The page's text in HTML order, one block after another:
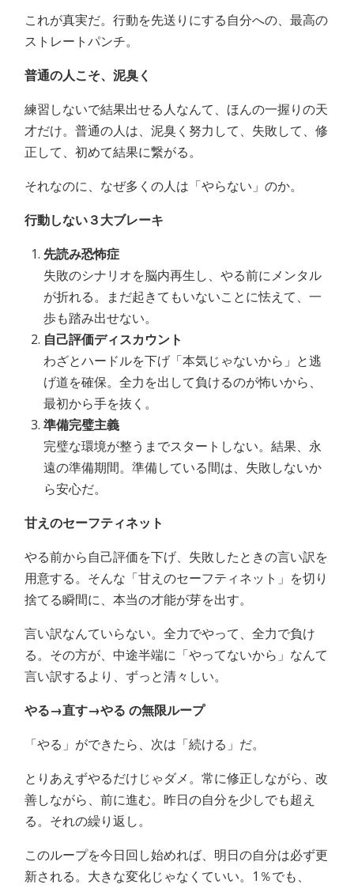
これが真実だ。行動を先送りにする自分への、最高の
ストレートパンチ。
普通の人こそ、泥臭く
練習しないで結果出せる人なんて、ほんの一握りの天
才だけ。普通の人は、泥臭く努力して、失敗して、修
正して、初めて結果に繋がる。
それなのに、なぜ多くの人は「やらない」のか。
行動しない３大ブレーキ
先読み恐怖症
失敗のシナリオを脳内再生し、やる前にメンタル
が折れる。まだ起きてもいないことに怯えて、一
歩も踏み出せない。
自己評価ディスカウント
わざとハードルを下げ「本気じゃないから」と逃
げ道を確保。全力を出して負けるのが怖いから、
最初から手を抜く。
準備完璧主義
完璧な環境が整うまでスタートしない。結果、永
遠の準備期間。準備している間は、失敗しないか
ら安心だ。
甘えのセーフティネット
やる前から自己評価を下げ、失敗したときの言い訳を
用意する。そんな「甘えのセーフティネット」を切り
捨てる瞬間に、本当の才能が芽を出す。
言い訳なんていらない。全力でやって、全力で負け
る。その方が、中途半端に「やってないから」なんて
言い訳するより、ずっと清々しい。
やる→直す→やる の無限ループ
「やる」ができたら、次は「続ける」だ。
とりあえずやるだけじゃダメ。常に修正しながら、改
善しながら、前に進む。昨日の自分を少しでも超え
る。それの繰り返し。
このループを今日回し始めれば、明日の自分は必ず更
新される。大きな変化じゃなくていい。1％でも、